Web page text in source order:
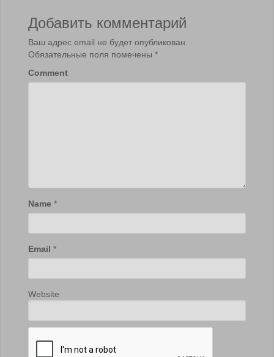
Добавить комментарий
Ваш адрес email не будет опубликован.
Обязательные поля помечены *
Comment
Name *
Email *
Website